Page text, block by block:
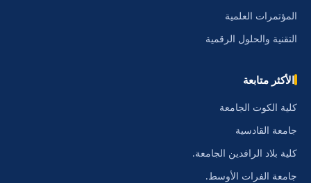
المؤتمرات العلمية
التقنية والحلول الرقمية
الأكثر متابعة
كلية الكوت الجامعة
جامعة القادسية
كلية بلاد الرافدين الجامعة.
جامعة الفرات الأوسط.